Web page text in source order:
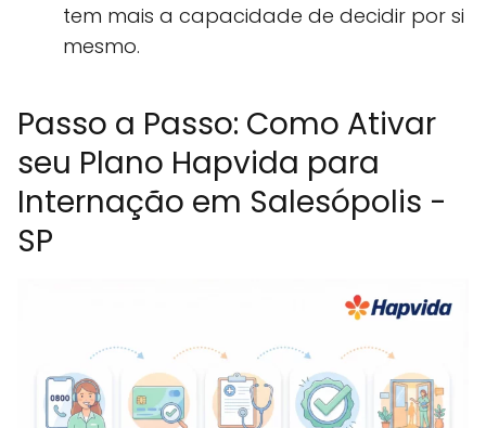
tem mais a capacidade de decidir por si
mesmo.
Passo a Passo: Como Ativar
seu Plano Hapvida para
Internação em Salesópolis -
SP